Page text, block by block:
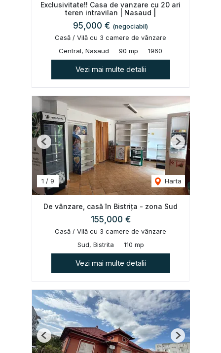
Exclusivitate!! Casa de vanzare cu 20 ari
teren intravilan | Nasaud |
95,000 € (negociabil)
Casă / Vilă cu 3 camere de vânzare
Central, Nasaud
90 mp 1960
Vezi mai multe detalii
1 / 9 Harta
Previous Next
De vânzare, casă în Bistrița - zona Sud
155,000 €
Casă / Vilă cu 3 camere de vânzare
Sud, Bistrita
110 mp
Vezi mai multe detalii
Previous Next